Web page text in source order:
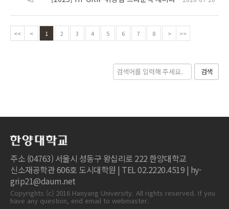
<< < 1 2 3 4 5 6 7 8 > >>
검색
주소 (04763) 서울시 성동구 왕십리로 222 한양대학교
신소재공학관 606호 도시대학원 | TEL 02.2220.4519 | hy-
grip21@daum.net
Copyrights (c) 2016 Hanyang University. All rights reserved. If you
have any question, end email to webmaster.